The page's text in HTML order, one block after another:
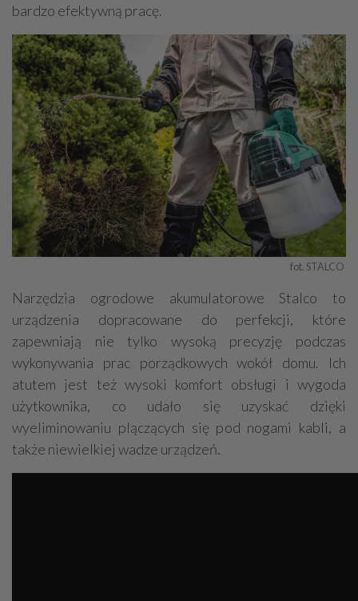
bardzo efektywną pracę.
fot. STALCO
Narzędzia ogrodowe akumulatorowe Stalco to
urządzenia dopracowane do perfekcji, które
zapewniają nie tylko wysoką precyzję podczas
wykonywania prac porządkowych wokół domu. Ich
atutem jest też wysoki komfort obsługi i wygoda
użytkownika, co udało się uzyskać dzięki
wyeliminowaniu plączących się pod nogami kabli, a
także niewielkiej wadze urządzeń.